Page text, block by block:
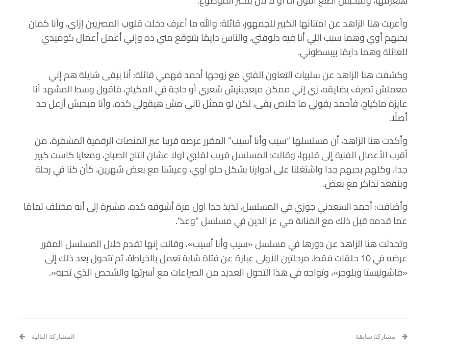
وأعربت هنا الزاهد عن امتنانها الكبير للجمهور، قائلة: والله ما أعرف دخلت قلوب المصريين إزاي، وأنا كمان
بحبهم أوي وهما سبب اللي أنا فيه دلوقتي، والناس دايمًا بتتوقع مني ده وإني أعمل أعمال كوميدي
للعائلة وهما دايمًا بيبسطوني.
وكشفت هنا الزاهد عن سلبيات التعاون الفني مع زوجها أحمد فهمي قائلة: أنا ببقى شايلة هم إني
معملش تصرف يضايقه، زي إني ممكن ميعجبنيش شعري أو حاجة في المكياج، فأقول وسط المشهد أنا
عايزة ماكياج، فأحمد يقولي ما خلاص بقى، لكن لو ممثل تاني مش هيقولي كده، وأنا مبحبش أزعل حد
أصلًا.
وأكدت هنا الزاهد، أن مسلسلها “سيب وأنا أسيب” المقرر عرضه قريبا عبر المنصات الرقمية المشفرة، من
أقرب الأعمال الفنية إلى قلبها، وقالت: المسلسل قريب لقلبي اولا عشان انتاج الصباح، ومعايا كاست كبير
جدا، وكلهم بحبهم جدا واشتغلنا على أدوارنا بشكل حلو أوي، وعيشنا مع بعض شهرين، كأن كنا في رحلة
وبنقعد نذاكر مع بعض.
وأضافت: أحمد السعدني جوزي في المسلسل، لذيذ جدا اول مرة أشوفه كده، مشيرة إلى أنه مختلف تمامًا
عما قدمه قبل ذلك مع الفنانة مي عز الدين في مسلسل “وعد”.
وتحدثت هنا الزاهد عن دورها في مسلسل «سيب وأنا أسيب»، وقالت إنها تقدم خلال المسلسل المقرر
عرضه في 10 حلقات فقط، مرحلتين الأولى عبارة عن فتاة شابة تعمل بالخياطة، ثم تتحول بعد ذلك إلى
«فاشونيستا وبلوجر»، وتواجه في هذا التحول العديد من الصراعات مع أسرتها والشخص الذي تحبه«.
مشاركة سابقة المشاركة التالية